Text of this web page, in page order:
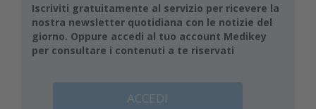
Iscriviti gratuitamente al servizio per ricevere la
nostra newsletter quotidiana con le notizie del
giorno. Oppure accedi al tuo account Medikey
per consultare i contenuti a te riservati
ACCEDI